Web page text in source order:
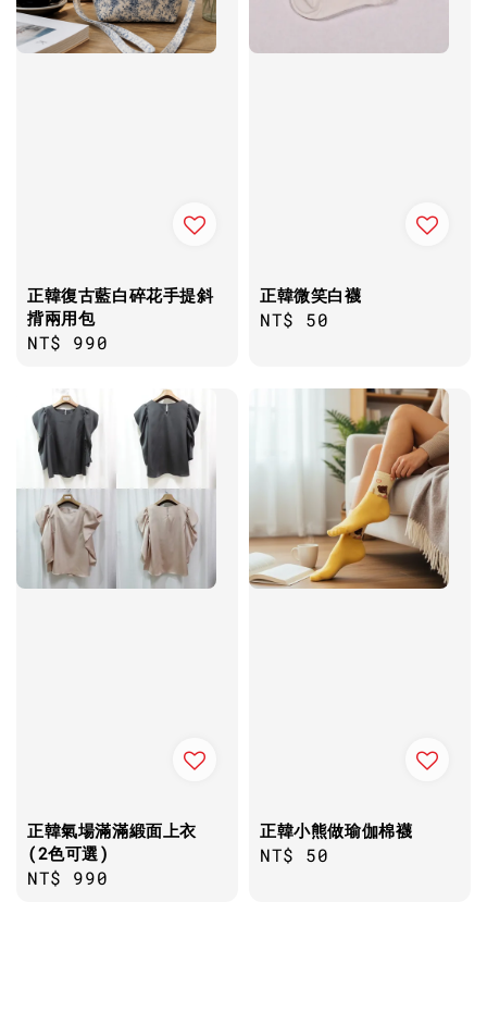
正韓復古藍白碎花手提斜
揹兩用包
Regular
NT$ 990
正韓微笑白襪
Regular
NT$ 50
正韓氣場滿滿緞面上衣
(2色可選)
Regular
NT$ 990
正韓小熊做瑜伽棉襪
Regular
NT$ 50